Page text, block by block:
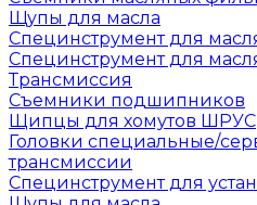
Щупы для масла
Специнструмент для
Специнструмент для
Трансмиссия
Съемники подшипников
Щипцы для хомутов ШРУС
Головки специальные/
трансмиссии
Специнструмент для